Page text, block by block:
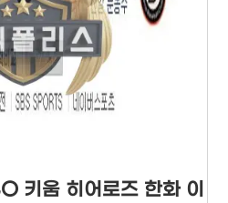
키움 히어로즈 한화 이